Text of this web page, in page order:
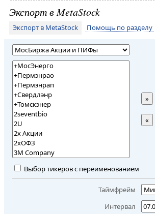
Экспорт в MetaStock
Экспорт в MetaStock Помощь по разделу
»
«
Выбор тикеров с переименованием
Таймфрейм
Интервал